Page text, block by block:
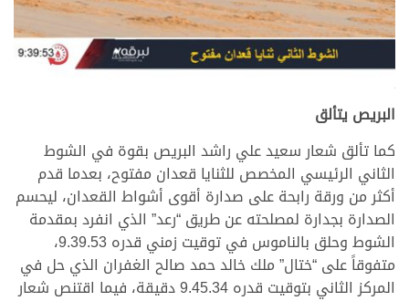
>
البريص يتألق
كما تألق شعار سعيد علي راشد البريص بقوة في الشوط
الثاني الرئيسي المخصص للثنايا قعدان مفتوح، بعدما قدم
أكثر من ورقة رابحة على صدارة أقوى أشواط القعدان، ليحسم
الصدارة بجدارة لمصلحته عن طريق “رعد” الذي انفرد بمقدمة
الشوط وحلق بالناموس في توقيت زمني قدره 9.39.53،
متفوقاً على “ختال” ملك خالد حمد صالح الغفران الذي حل في
المركز الثاني بتوقيت قدره 9.45.34 دقيقة، فيما اقتنص شعار